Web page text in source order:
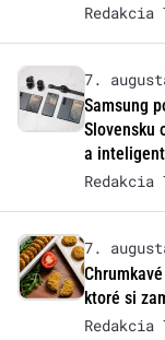
Redakcia
7.
Samsung
Slovensku
a
Redakcia
7.
ktoré si
Redakcia